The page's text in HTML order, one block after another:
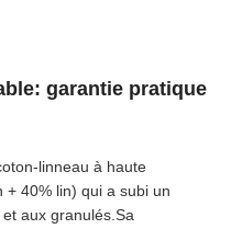
garantie pratique
linneau à haute
+ 40% lin) qui a subi un
aux granulés.Sa